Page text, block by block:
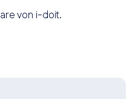
von i-doit.